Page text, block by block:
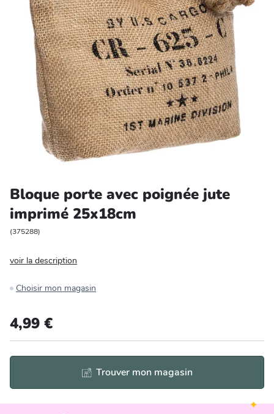
Meuble
Cuisine et art de la table
Salle de bain et beauté
Entretien et rangement
Loisirs
Bricolage et auto
Jardin et plein air
Zoomer sur l'image
Bloque porte avec poignée jute
imprimé 25x18cm
(375288)
voir la description
Choisir mon magasin
4,99 €
Trouver mon magasin